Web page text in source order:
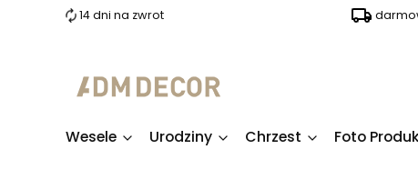
14 dni na zwrot
Wesele Urodziny Chrzest Foto